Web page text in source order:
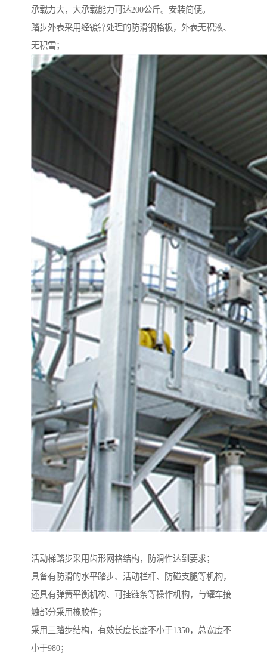
承载力大，大承载能力可达200公斤。安装简便。
踏步外表采用经镀锌处理的防滑钢格板，外表无积液、
无积雪；
活动梯踏步采用齿形网格结构，防滑性达到要求；
具备有防滑的水平踏步、活动栏杆、防碰支腿等机构，
还具有弹簧平衡机构、可挂链条等操作机构，与罐车接
触部分采用橡胶件；
采用三踏步结构，有效长度长度不小于1350，总宽度不
小于980；